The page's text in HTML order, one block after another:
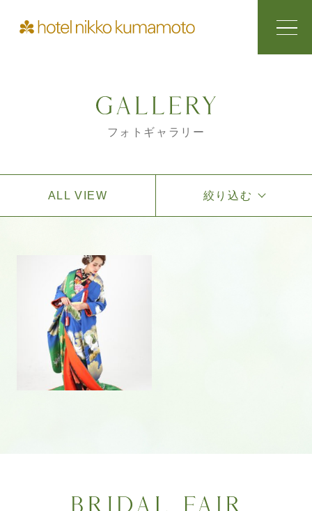
フォトギャラリー
ALL VIEW 絞り込む